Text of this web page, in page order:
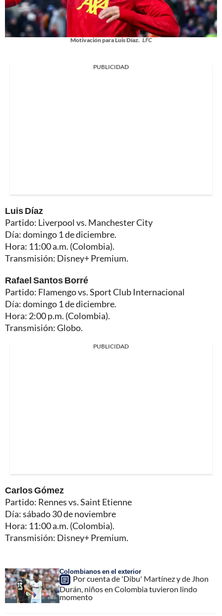
Motivación para Luis Díaz. LFC
PUBLICIDAD
Luis Díaz
Partido: Liverpool vs. Manchester City
Día: domingo 1 de diciembre.
Hora: 11:00 a.m. (Colombia).
Transmisión: Disney+ Premium.
Rafael Santos Borré
Partido: Flamengo vs. Sport Club Internacional
Día: domingo 1 de diciembre.
Hora: 2:00 p.m. (Colombia).
Transmisión: Globo.
PUBLICIDAD
Carlos Gómez
Partido: Rennes vs. Saint Etienne
Día: sábado 30 de noviembre
Hora: 11:00 a.m. (Colombia).
Transmisión: Disney+ Premium.
Colombianos en el exterior
Por cuenta de 'Dibu' Martínez y de Jhon
Durán, niños en Colombia tuvieron lindo
momento